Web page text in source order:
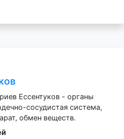
Ессентуков - органы
сосудистая система,
обмен веществ.